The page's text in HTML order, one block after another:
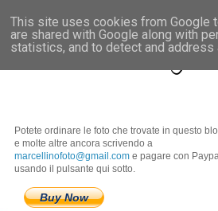
Marcellino
Potete ordinare le foto che trovate in questo
e molte altre ancora scrivendo a
marcellinofoto@gmail.com e pagare con
usando il pulsante qui sotto.
Buy Now
This site uses cookies from Google
are shared with Google along with
statistics, and to detect and address